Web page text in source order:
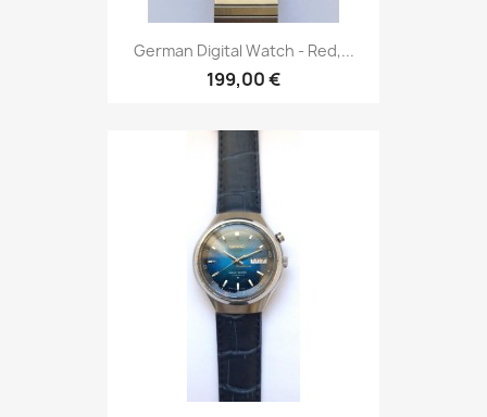
German Digital Watch - Red,...
199,00 €